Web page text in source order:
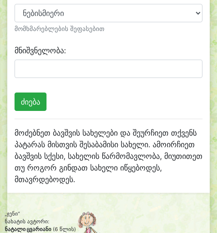
მომხმარებლების შეფასებით
მნიშვნელობა:
მოძებნეთ ბავშვის სახელები და შეურჩიეთ თქვენს
პატარას მისთვის შესაბამისი სახელი. ამოირჩიეთ
ბავშვის სქესი, სახელის წარმომავლობა, მიუთითეთ
თუ როგორ გინდათ სახელი იწყებოდეს,
მთავრდებოდეს.
„ჯენი“
ნახატის ავტორი:
ნატალი ცვარიანი (6 წლის)